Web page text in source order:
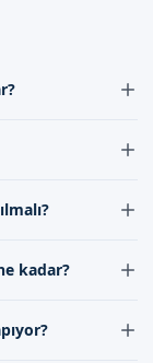
ve daha
sünnet fiyatları
bize
ve gerekli
İşlem
değerlendirmesine
kadar?
tavsiyelerine